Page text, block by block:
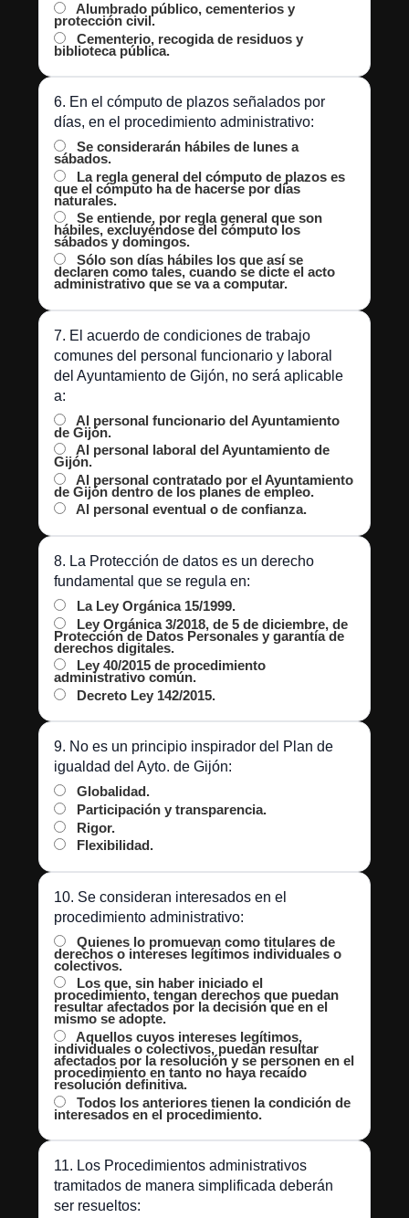
Alumbrado público, cementerios y
protección civil.
Cementerio, recogida de residuos y
biblioteca pública.
6. En el cómputo de plazos señalados por
días, en el procedimiento administrativo:
Se considerarán hábiles de lunes a
sábados.
La regla general del cómputo de plazos es
que el cómputo ha de hacerse por días
naturales.
Se entiende, por regla general que son
hábiles, excluyéndose del cómputo los
sábados y domingos.
Sólo son días hábiles los que así se
declaren como tales, cuando se dicte el acto
administrativo que se va a computar.
7. El acuerdo de condiciones de trabajo
comunes del personal funcionario y laboral
del Ayuntamiento de Gijón, no será aplicable
a:
Al personal funcionario del Ayuntamiento
de Gijón.
Al personal laboral del Ayuntamiento de
Gijón.
Al personal contratado por el Ayuntamiento
de Gijón dentro de los planes de empleo.
Al personal eventual o de confianza.
8. La Protección de datos es un derecho
fundamental que se regula en:
La Ley Orgánica 15/1999.
Ley Orgánica 3/2018, de 5 de diciembre, de
Protección de Datos Personales y garantía de
derechos digitales.
Ley 40/2015 de procedimiento
administrativo común.
Decreto Ley 142/2015.
9. No es un principio inspirador del Plan de
igualdad del Ayto. de Gijón:
Globalidad.
Participación y transparencia.
Rigor.
Flexibilidad.
10. Se consideran interesados en el
procedimiento administrativo:
Quienes lo promuevan como titulares de
derechos o intereses legítimos individuales o
colectivos.
Los que, sin haber iniciado el
procedimiento, tengan derechos que puedan
resultar afectados por la decisión que en el
mismo se adopte.
Aquellos cuyos intereses legítimos,
individuales o colectivos, puedan resultar
afectados por la resolución y se personen en el
procedimiento en tanto no haya recaído
resolución definitiva.
Todos los anteriores tienen la condición de
interesados en el procedimiento.
11. Los Procedimientos administrativos
tramitados de manera simplificada deberán
ser resueltos: